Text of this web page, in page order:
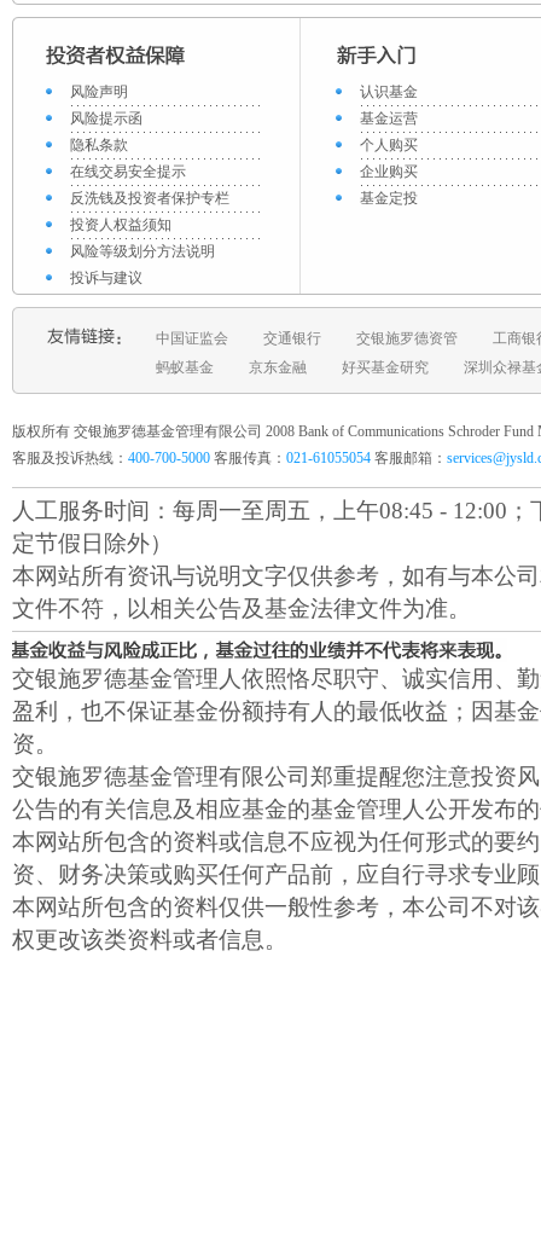
风险声明
风险提示函
隐私条款
在线交易安全提示
反洗钱及投资者保护专栏
投资人权益须知
风险等级划分方法说明
投诉与建议
认识基金
基金运营
个人购买
企业购买
基金定投
中国证监会 交通银行 交银施罗德资管
工商银
蚂蚁基金
京东金融 好买基金研究 深圳众禄基
版权所有 交银施罗德基金管理有限公司 2008 Bank of Communications Schroder Fund
客服及投诉热线： 400-700-5000 客服传真： 021-61055054 客服邮箱：
人工服务时间：每周一至周五，上午08:45 - 12:00；
定节假日除外）
本网站所有资讯与说明文字仅供参考，如有与本公
文件不符，以相关公告及基金法律文件为准。
交银施罗德基金管理人依照恪尽职守、诚实信用、
盈利，也不保证基金份额持有人的最低收益；因基
资。
交银施罗德基金管理有限公司郑重提醒您注意投资
公告的有关信息及相应基金的基金管理人公开发布
本网站所包含的资料或信息不应视为任何形式的要
资、财务决策或购买任何产品前，应自行寻求专业
本网站所包含的资料仅供一般性参考，本公司不对
权更改该类资料或者信息。